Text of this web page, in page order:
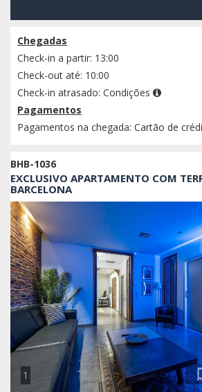
Chegadas
Check-in a partir: 13:00
Check-out até: 10:00
Check-in atrasado: Condições
Pagamentos
Pagamentos na chegada: Cartão de
BHB-1036
EXCLUSIVO APARTAMENTO COM
BARCELONA
1